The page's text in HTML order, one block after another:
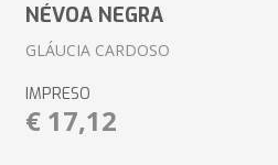
NÉVOA NEGRA
GLÁUCIA CARDOSO
IMPRESO
€ 17,12